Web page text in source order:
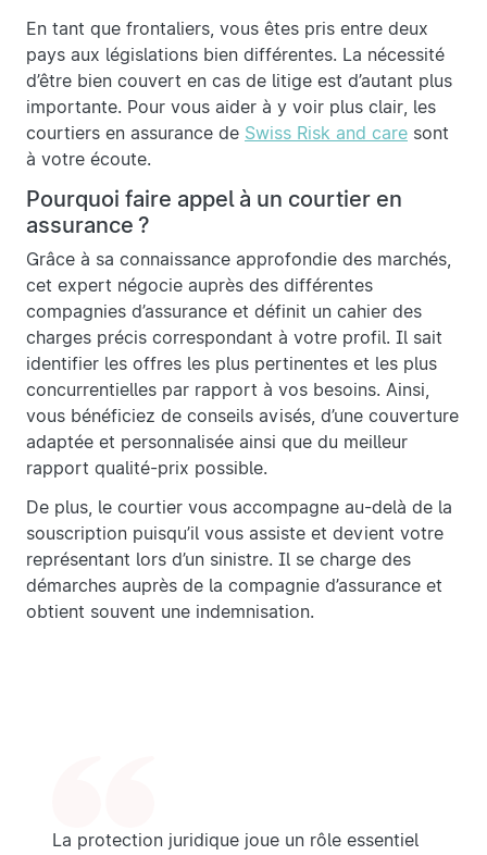
En tant que frontaliers, vous êtes pris entre deux
pays aux législations bien différentes. La nécessité
d’être bien couvert en cas de litige est d’autant plus
importante. Pour vous aider à y voir plus clair, les
courtiers en assurance de Swiss Risk and care sont
à votre écoute.
Pourquoi faire appel à un courtier en
assurance ?
Grâce à sa connaissance approfondie des marchés,
cet expert négocie auprès des différentes
compagnies d’assurance et définit un cahier des
charges précis correspondant à votre profil. Il sait
identifier les offres les plus pertinentes et les plus
concurrentielles par rapport à vos besoins. Ainsi,
vous bénéficiez de conseils avisés, d’une couverture
adaptée et personnalisée ainsi que du meilleur
rapport qualité-prix possible.
De plus, le courtier vous accompagne au-delà de la
souscription puisqu’il vous assiste et devient votre
représentant lors d’un sinistre. Il se charge des
démarches auprès de la compagnie d’assurance et
obtient souvent une indemnisation.
La protection juridique joue un rôle essentiel